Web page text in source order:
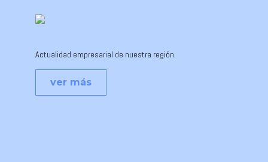
Actualidad empresarial de nuestra región.
ver más